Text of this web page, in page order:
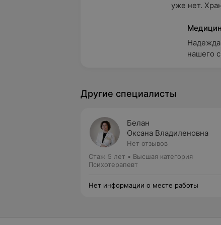
уже нет.
нашего
Другие специалисты
Белан
Оксана Владиленовна
Нет отзывов
Стаж 5 лет • Высшая категория
Психотерапевт
Нет информации о месте работы